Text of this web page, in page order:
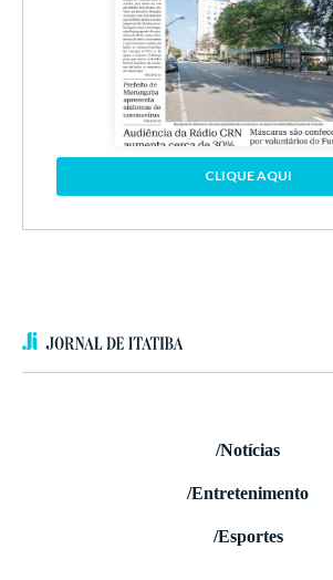
CLIQUE AQUI
/Notícias
/Entretenimento
/Esportes